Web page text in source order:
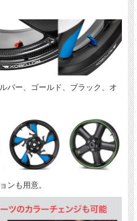
バー、ゴールド、ブラック、オ
ンも用意。